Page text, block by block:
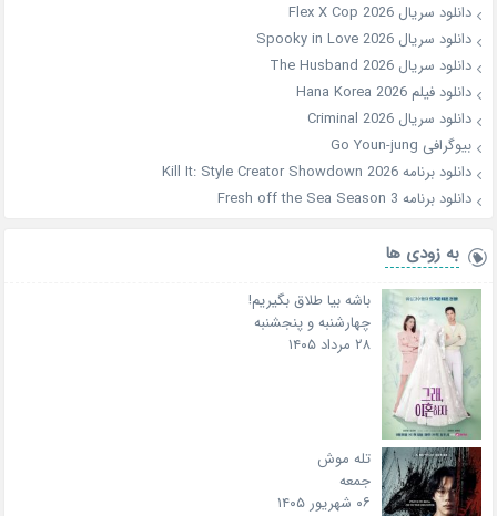
دانلود سریال Flex X Cop 2026
دانلود سریال Spooky in Love 2026
دانلود سریال The Husband 2026
دانلود فیلم Hana Korea 2026
دانلود سریال Criminal 2026
بیوگرافی Go Youn-jung
دانلود برنامه Kill It: Style Creator Showdown 2026
دانلود برنامه Fresh off the Sea Season 3
به زودی ها
باشه بیا طلاق بگیریم!
چهارشنبه و پنجشنبه
۲۸ مرداد ۱۴۰۵
تله موش
جمعه
۰۶ شهریور ۱۴۰۵